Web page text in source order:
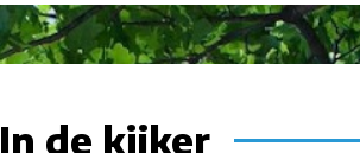
In de kijker